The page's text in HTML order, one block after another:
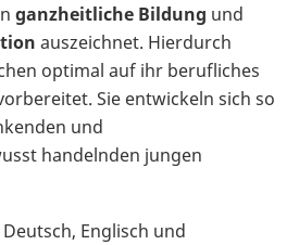
ganzheitliche Bildung und
auszeichnet. Hierdurch
optimal auf ihr berufliches
Sie entwickeln sich so
und
handelnden jungen
Deutsch, Englisch und